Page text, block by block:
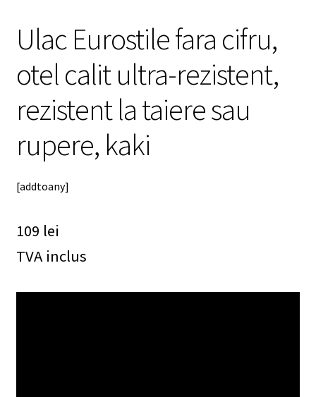
Ulac Eurostile fara cifru,
otel calit ultra-rezistent,
rezistent la taiere sau
rupere, kaki
[addtoany]
109 lei
TVA inclus